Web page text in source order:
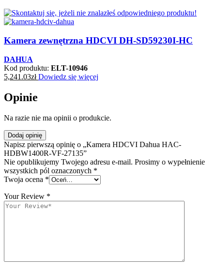
Kamera zewnętrzna HDCVI DH-SD59230I-HC
DAHUA
Kod produktu: ELT-10946
5,241.03zł Dowiedz się więcej
Opinie
Na razie nie ma opinii o produkcie.
Dodaj opinię
Napisz pierwszą opinię o „Kamera HDCVI Dahua HAC-
HDBW1400R-VF-27135”
Nie opublikujemy Twojego adresu e-mail. Prosimy o wypełnienie
wszystkich pól oznaczonych *
Twoja ocena *
Your Review *